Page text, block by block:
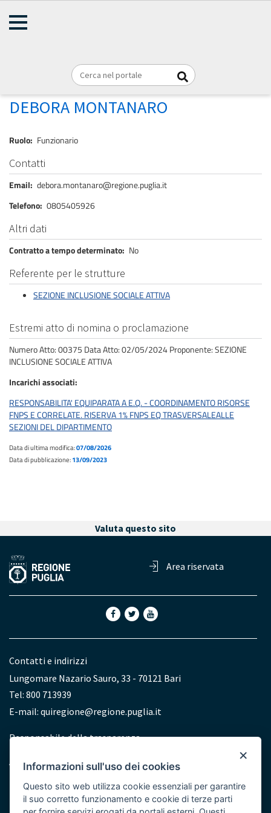
Briciole
Home
MONTANARO DEBORA
DEBORA MONTANARO
Ruolo Funzionario
Contatti
Email debora.montanaro@regione.puglia.it
Telefono 0805405926
Altri dati
Contratto a tempo determinato No
Referente per le strutture
SEZIONE INCLUSIONE SOCIALE ATTIVA
Estremi atto di nomina o proclamazione
Numero Atto: 00375 Data Atto: 02/05/2024 Proponente: SEZIONE
INCLUSIONE SOCIALE ATTIVA
Incarichi associati
RESPONSABILITA' EQUIPARATA A E.Q. - COORDINAMENTO RISORSE
FNPS E CORRELATE. RISERVA 1% FNPS EQ TRASVERSALEALLE
SEZIONI DEL DIPARTIMENTO
Data di ultima modifica:07/08/2026
Data di pubblicazione:13/09/2023
Valuta questo sito
Area riservata
Contatti e indirizzi
Lungomare Nazario Sauro, 33 - 70121 Bari
Tel: 800 713939
E-mail: quiregione@regione.puglia.it
Redazione
Responsabile della trasparenza
Accessibilità
×
Informazioni sull'uso dei cookies
Questo sito web utilizza cookie essenziali per garantire
il suo corretto funzionamento e cookie di terze parti